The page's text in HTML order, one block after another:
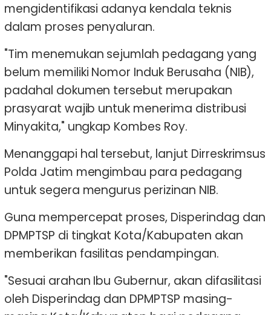
mengidentifikasi adanya kendala teknis
dalam proses penyaluran.
"Tim menemukan sejumlah pedagang yang
belum memiliki Nomor Induk Berusaha (NIB),
padahal dokumen tersebut merupakan
prasyarat wajib untuk menerima distribusi
Minyakita," ungkap Kombes Roy.
Menanggapi hal tersebut, lanjut Dirreskrimsus
Polda Jatim mengimbau para pedagang
untuk segera mengurus perizinan NIB.
Guna mempercepat proses, Disperindag dan
DPMPTSP di tingkat Kota/Kabupaten akan
memberikan fasilitas pendampingan.
"Sesuai arahan Ibu Gubernur, akan difasilitasi
oleh Disperindag dan DPMPTSP masing-